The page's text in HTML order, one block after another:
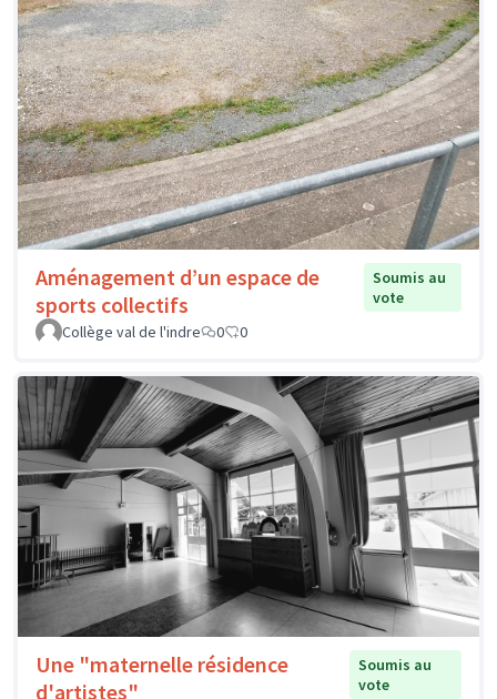
Aménagement d’un espace de
sports collectifs
Soumis au
vote
Collège val de l'indre
0 0
Une "maternelle résidence
d'artistes"
Soumis au
vote